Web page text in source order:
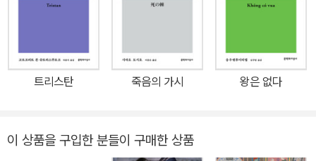
며 대학에서 일하는 마야는 튀르키예를 찾은 독일계 미국인 노교수
그너 교수는 혹한의 날씨에도 흑해 방문을 고집하고 두 사람은 해안
가로 향한다. 차가운 파도 앞에서 바그너 교수는 돌연 바이올린으로
곡조가 반복되는 세레나데를 연주하기 시작하고 온몸이 얼어붙어 죽
는 경악한다. 잔인한 인류 역사의 이면을 되짚고 국가 권력의 순수성
트리스탄 죽음의 가시 왕은 없다
이 상품을 구입한 분들이 구매한 상품